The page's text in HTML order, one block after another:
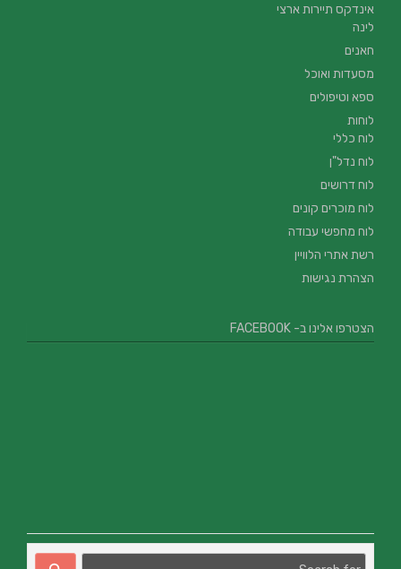
אינדקס תיירות ארצי
לינה
חאנים
מסעדות ואוכל
ספא וטיפולים
לוחות
לוח כללי
לוח נדל"ן
לוח דרושים
לוח מוכרים קונים
לוח מחפשי עבודה
רשת אתרי הלוויין
הצהרת נגישות
הצטרפו אלינו ב- FACEBOOK